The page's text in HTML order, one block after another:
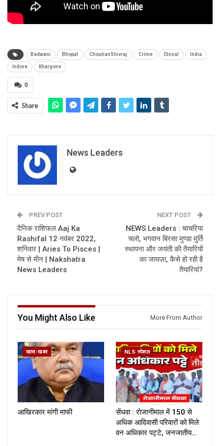
Badwani Bhopal ChouhanShivraj Crime Diesal India
Indore Khargone
0
Share
News Leaders
PREV POST
दैनिक राशिफल Aaj Ka
Rashifal 12 नवंबर 2022,
शनिवार | Aries To Pisces |
मेष से मीन | Nakshatra
News Leaders
NEXT POST
NEWS Leaders : चाचरिया
चलो, भगवान बिरसा मुण्डा मुर्ति
स्थापना और जयंती की तैयारियों
का जायज़ा, कैसे हो रही है
तैयारियां?
You Might Also Like More From Author
खास-खबर
आखिरकार मांगी माफी
NLS स्पेशल
सेंधवा : रोजानीमाल में 150 से
अधिक आदिवासी परिवारों को मिले
वन अधिकार पट्टे, जनजातीय…